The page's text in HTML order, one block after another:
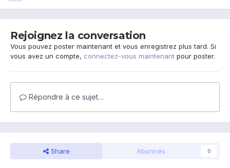
Rejoignez la conversation
Vous pouvez poster maintenant et vous enregistrez plus tard. Si
vous avez un compte, connectez-vous maintenant pour poster.
Répondre à ce sujet…
Share Abonnés 0